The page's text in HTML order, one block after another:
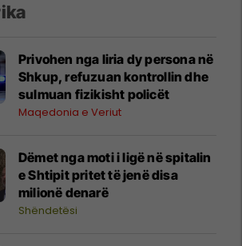
Privohen nga liria dy persona në
Shkup, refuzuan kontrollin dhe
sulmuan fizikisht policët
Maqedonia e Veriut
Dëmet nga moti i ligë në spitalin
e Shtipit pritet të jenë disa
milionë denarë
Shëndetësi